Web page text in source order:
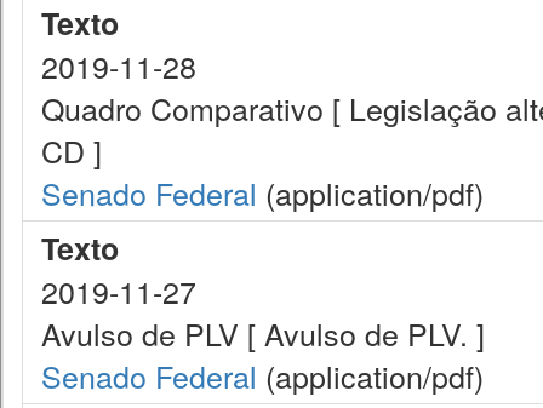
Texto
2019-11-28
Quadro Comparativo [ Legislação
CD ]
Senado Federal (application/pdf)
Texto
2019-11-27
Avulso de PLV [ Avulso de PLV. ]
Senado Federal (application/pdf)